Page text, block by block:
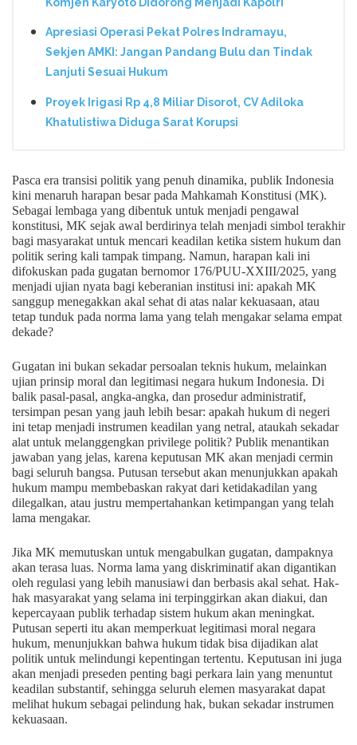
Apresiasi Operasi Pekat Polres Indramayu,
Sekjen AMKI: Jangan Pandang Bulu dan Tindak
Lanjuti Sesuai Hukum
Proyek Irigasi Rp 4,8 Miliar Disorot, CV Adiloka
Khatulistiwa Diduga Sarat Korupsi
Pasca era transisi politik yang penuh dinamika, publik Indonesia
kini menaruh harapan besar pada Mahkamah Konstitusi (MK).
Sebagai lembaga yang dibentuk untuk menjadi pengawal
konstitusi, MK sejak awal berdirinya telah menjadi simbol terakhir
bagi masyarakat untuk mencari keadilan ketika sistem hukum dan
politik sering kali tampak timpang. Namun, harapan kali ini
difokuskan pada gugatan bernomor 176/PUU-XXIII/2025, yang
menjadi ujian nyata bagi keberanian institusi ini: apakah MK
sanggup menegakkan akal sehat di atas nalar kekuasaan, atau
tetap tunduk pada norma lama yang telah mengakar selama empat
dekade?
Gugatan ini bukan sekadar persoalan teknis hukum, melainkan
ujian prinsip moral dan legitimasi negara hukum Indonesia. Di
balik pasal-pasal, angka-angka, dan prosedur administratif,
tersimpan pesan yang jauh lebih besar: apakah hukum di negeri
ini tetap menjadi instrumen keadilan yang netral, ataukah sekadar
alat untuk melanggengkan privilege politik? Publik menantikan
jawaban yang jelas, karena keputusan MK akan menjadi cermin
bagi seluruh bangsa. Putusan tersebut akan menunjukkan apakah
hukum mampu membebaskan rakyat dari ketidakadilan yang
dilegalkan, atau justru mempertahankan ketimpangan yang telah
lama mengakar.
Jika MK memutuskan untuk mengabulkan gugatan, dampaknya
akan terasa luas. Norma lama yang diskriminatif akan digantikan
oleh regulasi yang lebih manusiawi dan berbasis akal sehat. Hak-
hak masyarakat yang selama ini terpinggirkan akan diakui, dan
kepercayaan publik terhadap sistem hukum akan meningkat.
Putusan seperti itu akan memperkuat legitimasi moral negara
hukum, menunjukkan bahwa hukum tidak bisa dijadikan alat
politik untuk melindungi kepentingan tertentu. Keputusan ini juga
akan menjadi preseden penting bagi perkara lain yang menuntut
keadilan substantif, sehingga seluruh elemen masyarakat dapat
melihat hukum sebagai pelindung hak, bukan sekadar instrumen
kekuasaan.